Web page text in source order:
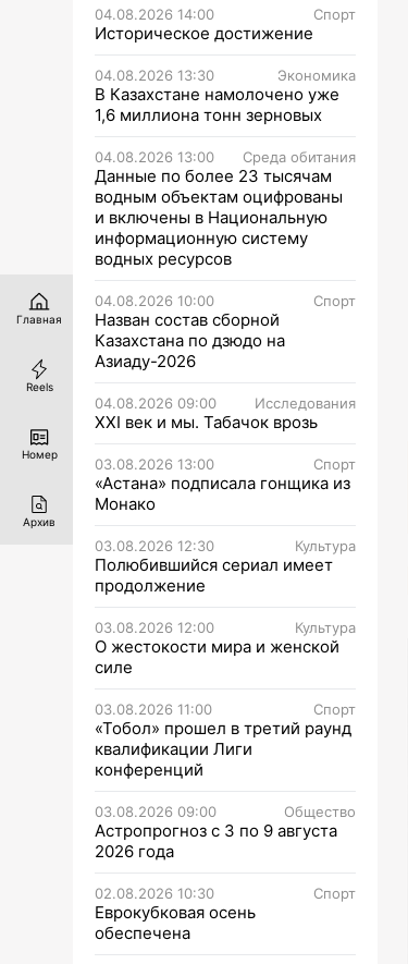
04.08.2026 14:00 Спорт
Историческое достижение
04.08.2026 13:30 Экономика
В Казахстане намолочено уже
1,6 миллиона тонн зерновых
04.08.2026 13:00 Среда обитания
Данные по более 23 тысячам
водным объектам оцифрованы
и включены в Национальную
информационную систему
водных ресурсов
04.08.2026 10:00 Спорт
Назван состав сборной
Казахстана по дзюдо на
Азиаду-2026
04.08.2026 09:00 Исследования
XXI век и мы. Табачок врозь
03.08.2026 13:00 Спорт
«Астана» подписала гонщика из
Монако
03.08.2026 12:30 Культура
Полюбившийся сериал имеет
продолжение
03.08.2026 12:00 Культура
О жестокости мира и женской
силе
03.08.2026 11:00 Спорт
«Тобол» прошел в третий раунд
квалификации Лиги
конференций
03.08.2026 09:00 Общество
Астропрогноз с 3 по 9 августа
2026 года
02.08.2026 10:30 Спорт
Еврокубковая осень
обеспечена
Главная
Reels
Номер
Архив